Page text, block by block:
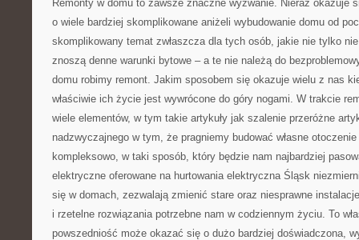
Remonty w domu to zawsze znaczne wyzwanie. Nieraz okazuje
o wiele bardziej skomplikowane aniżeli wybudowanie domu od
skomplikowany temat zwłaszcza dla tych osób, jakie nie tylko
znoszą denne warunki bytowe – a te nie należą do
domu robimy remont. Jakim sposobem się okazuje wielu z nas
właściwie ich życie jest wywrócone do góry nogami. W trakcie
wiele elementów, w tym takie artykuły jak szalenie przeróżne
nadzwyczajnego w tym, że pragniemy budować własne
kompleksowo, w taki sposób, który będzie nam najbardziej
elektryczne oferowane na hurtowania elektryczna Śląsk
się w domach, zezwalają zmienić stare oraz niesprawne
i rzetelne rozwiązania potrzebne nam w codziennym życiu. To
powszedniość może okazać się o dużo bardziej doświadczona,